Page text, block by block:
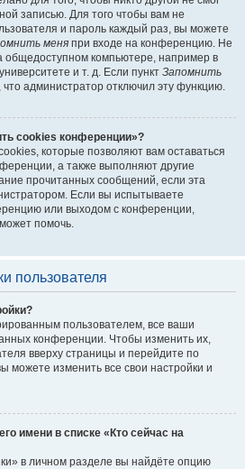
записью. Для того чтобы вам не
и пароль каждый раз, вы можете
меня при входе на конференцию. Не
общедоступном компьютере, например в
и т. д. Если пункт Запомнить
что администратор отключил эту функцию.
cookies конференции»?
которые позволяют вам оставаться
а также выполняют другие
прочитанных сообщений, если эта
Если вы испытываете
или выходом с конференции,
помочь.
пользователя
пользователем, все ваши
конференции. Чтобы изменить их,
вверху страницы и перейдите по
можете изменить все свои настройки и
имени в списке «Кто сейчас на
в личном разделе вы найдёте опцию